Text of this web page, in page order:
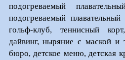
подогреваемый
подогреваемый
гольф-клуб, теннисный
дайвинг, ныряние с маской и
бюро, детское меню, детская